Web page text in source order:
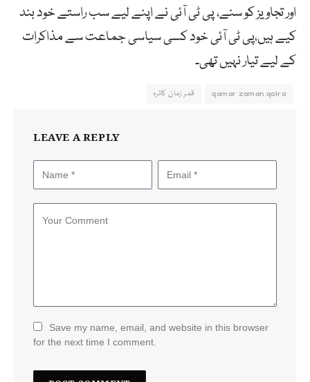
اور تجاویز کو سنے، پی ٹی آئی نے اپنے لیے سب راستے خود بند
کیے ہیں،پی ٹی آئی خود کسی سیاسی جماعت سے مذاکرات
کے لیے تیار نہیں تھی۔
qamar zaman qaira قمر زمان کائرہ
LEAVE A REPLY
Save my name, email, and website in this browser
for the next time I comment.